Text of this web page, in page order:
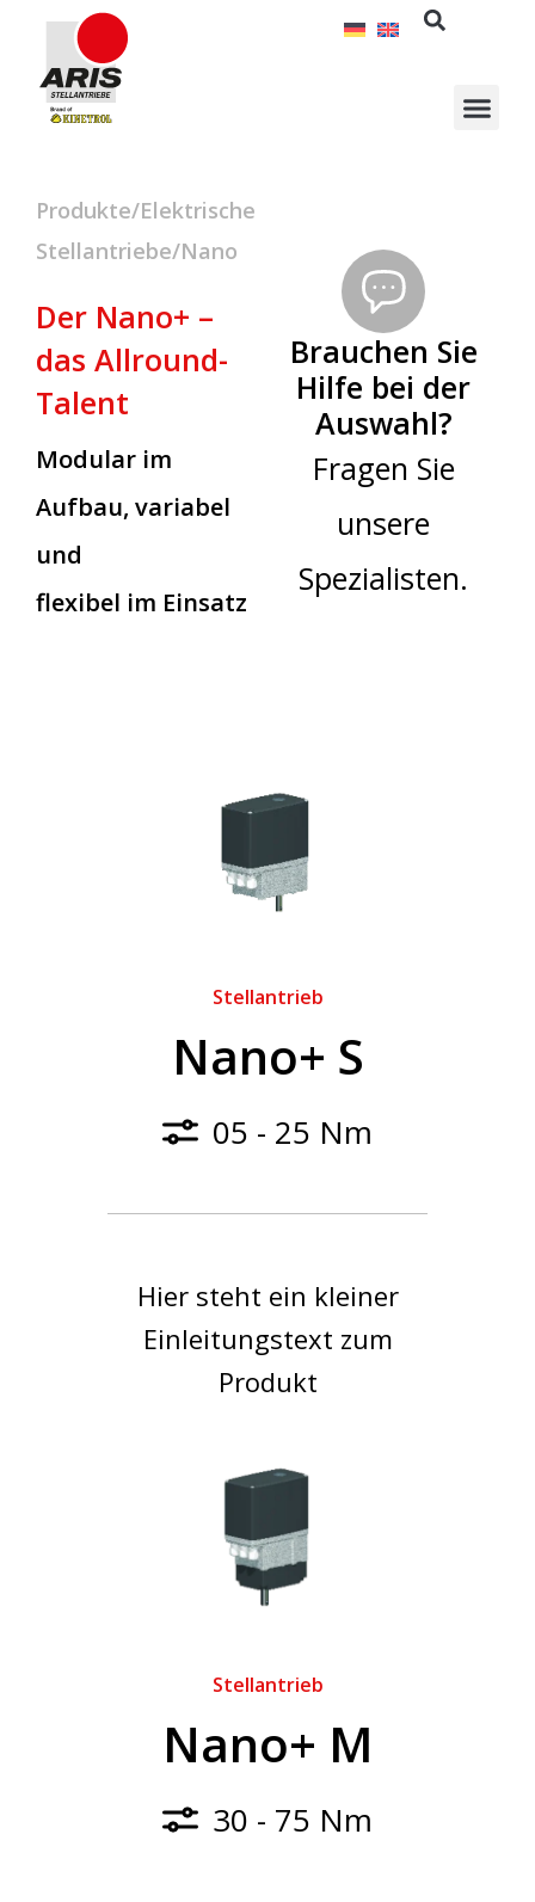
springen
Produkte/Elektrische
Stellantriebe/Nano
Der Nano+ –
das Allround-
Talent
Modular im
Aufbau, variabel
und
flexibel im Einsatz
Brauchen Sie
Hilfe bei der
Auswahl?
Fragen Sie
unsere
Spezialisten.
Stellantrieb
Nano+ S
05 - 25 Nm
Hier steht ein kleiner
Einleitungstext zum
Produkt
Stellantrieb
Nano+ M
30 - 75 Nm